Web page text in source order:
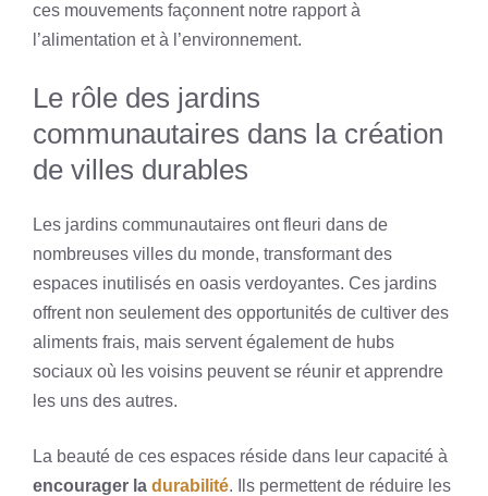
ces mouvements façonnent notre rapport à
l’alimentation et à l’environnement.
Le rôle des jardins
communautaires dans la création
de villes durables
Les jardins communautaires ont fleuri dans de
nombreuses villes du monde, transformant des
espaces inutilisés en oasis verdoyantes. Ces jardins
offrent non seulement des opportunités de cultiver des
aliments frais, mais servent également de hubs
sociaux où les voisins peuvent se réunir et apprendre
les uns des autres.
La beauté de ces espaces réside dans leur capacité à
encourager la durabilité. Ils permettent de réduire les